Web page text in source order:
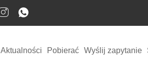
Aktualności Pobierać Wyślij zapytanie